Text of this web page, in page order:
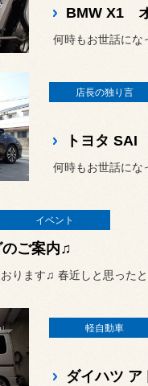
何時もお世話に
店長の独り言
何時もお世話にな
イベント
ご案内♫
ります♫ 春近しと思った
軽自動車